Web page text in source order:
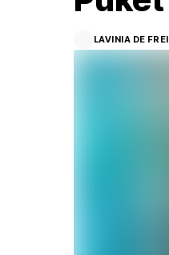
LAVINIA DE